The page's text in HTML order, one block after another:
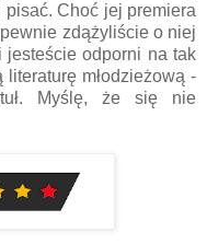
Choć jej premiera
zdążyliście o niej
jesteście odporni na tak
młodzieżową -
Myślę, że się nie